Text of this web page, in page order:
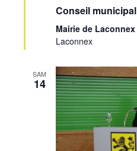
avant
Conseil municipal
Mairie de Laconnex
Laconnex
SAM
14